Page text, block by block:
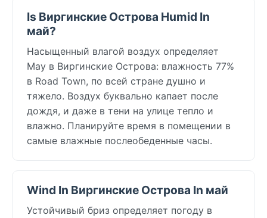
Is Виргинские Острова Humid In
май?
Насыщенный влагой воздух определяет
May в Виргинские Острова: влажность 77%
в Road Town, по всей стране душно и
тяжело. Воздух буквально капает после
дождя, и даже в тени на улице тепло и
влажно. Планируйте время в помещении в
самые влажные послеобеденные часы.
Wind In Виргинские Острова In май
Устойчивый бриз определяет погоду в